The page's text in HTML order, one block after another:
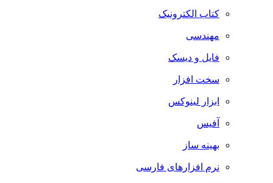
کتاب الکترونیک
مهندسی
فایل و دیسک
سخت افزار
ابزار لینوکس
آفیس
بهینه ساز
نرم افزارهای فارسی